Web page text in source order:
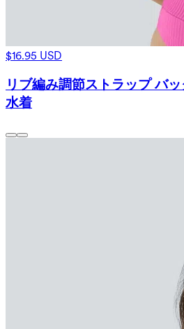
$16.95 USD
リブ編み調節ストラップ バ
水着